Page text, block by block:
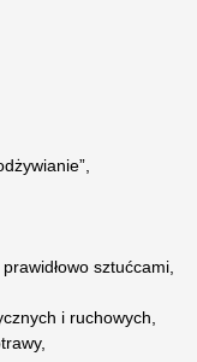
sztućcami,
i ruchowych,